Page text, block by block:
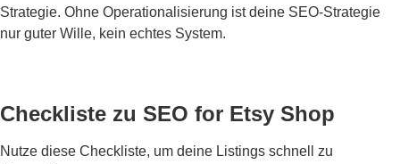
Strategie. Ohne Operationalisierung ist deine SEO-Strategie
nur guter Wille, kein echtes System.
Checkliste zu SEO for Etsy Shop
Nutze diese Checkliste, um deine Listings schnell zu